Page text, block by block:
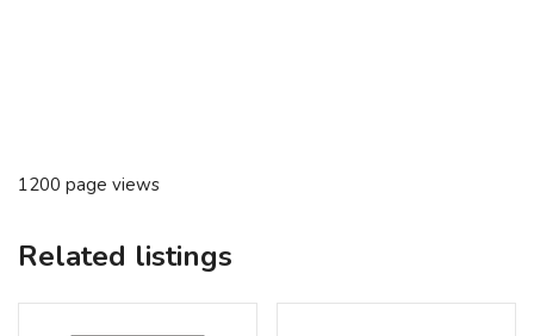
1200 page views
Related listings